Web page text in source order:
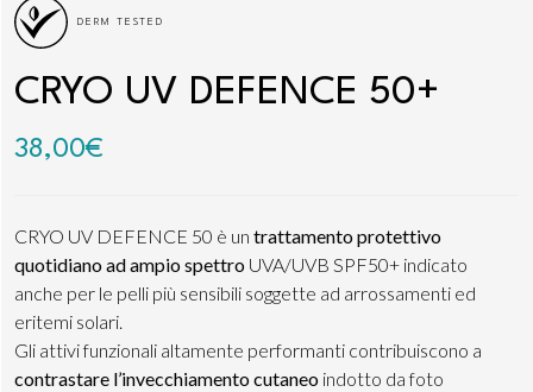
DERM TESTED
CRYO UV DEFENCE 50+
38,00€
CRYO UV DEFENCE 50 è un trattamento protettivo
quotidiano ad ampio spettro UVA/UVB SPF50+ indicato
anche per le pelli più sensibili soggette ad arrossamenti ed
eritemi solari.
Gli attivi funzionali altamente performanti contribuiscono a
contrastare l’invecchiamento cutaneo indotto da foto